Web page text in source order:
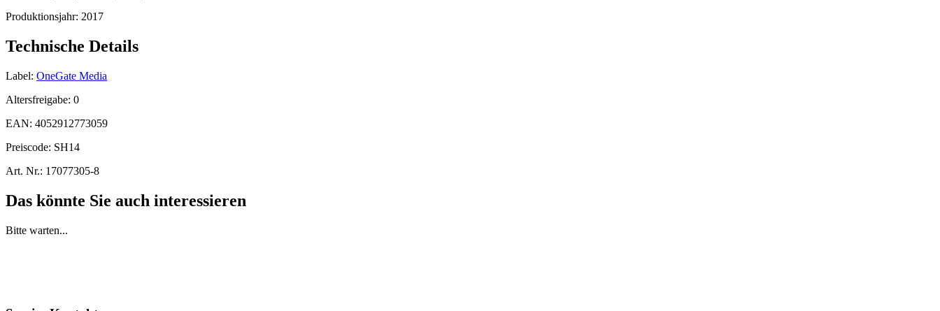
Produktionsjahr: 2017
Technische Details
Label: OneGate Media
Altersfreigabe: 0
EAN: 4052912773059
Preiscode: SH14
Art. Nr.: 17077305-8
Das könnte Sie auch interessieren
Bitte warten...